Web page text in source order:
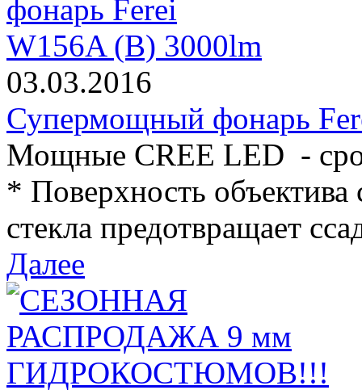
03.03.2016
Супермощный фонарь
Мощные CREE LED -
* Поверхность
стекла предотвращает
Далее